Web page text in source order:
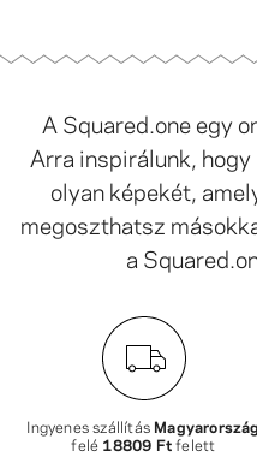
A Squared.one egy
Arra inspirálunk,
olyan képekét,
megoszthatsz
a
Ingyenes szállítás Magyarország
felé 18809 Ftfelett